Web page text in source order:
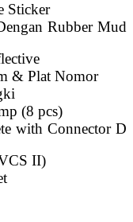
Sticker
Rubber Mud
& Plat Nomor
(8 pcs)
with Connector D
II)